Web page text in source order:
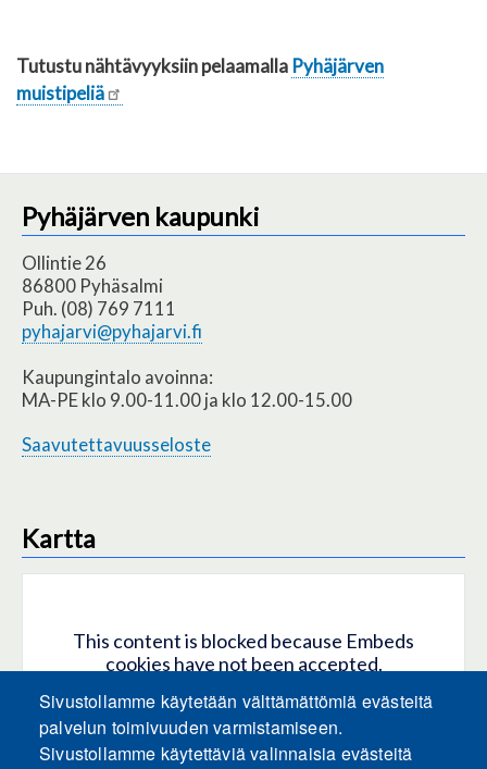
Tutustu nähtävyyksiin pelaamalla Pyhäjärven
muistipeliä
Pyhäjärven kaupunki
Ollintie 26
86800 Pyhäsalmi
Puh. (08) 769 7111
pyhajarvi@pyhajarvi.fi
Kaupungintalo avoinna:
MA-PE klo 9.00-11.00 ja klo 12.00-15.00
Saavutettavuusseloste
Kartta
This content is blocked because Embeds
cookies have not been accepted.
HYVÄKSY KAIKKI EVÄSTEET
Sivustollamme käytetään välttämättömiä evästeitä
palvelun toimivuuden varmistamiseen.
Sivustollamme käytettäviä valinnaisia evästeitä